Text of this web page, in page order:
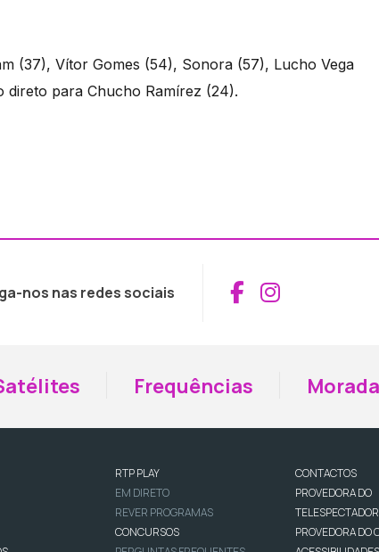
(37), Vítor Gomes (54), Sonora (57), Lucho Vega
direto para Chucho Ramírez (24).
nos nas redes sociais Aceder ao
Aceder
Frequências
RTP PLAY
EM DIRETO
REVER PROGRAMAS
CONCURSOS
CONTACTOS
PROVEDORA DO
TELESPECTADOR
PROVEDORA DO